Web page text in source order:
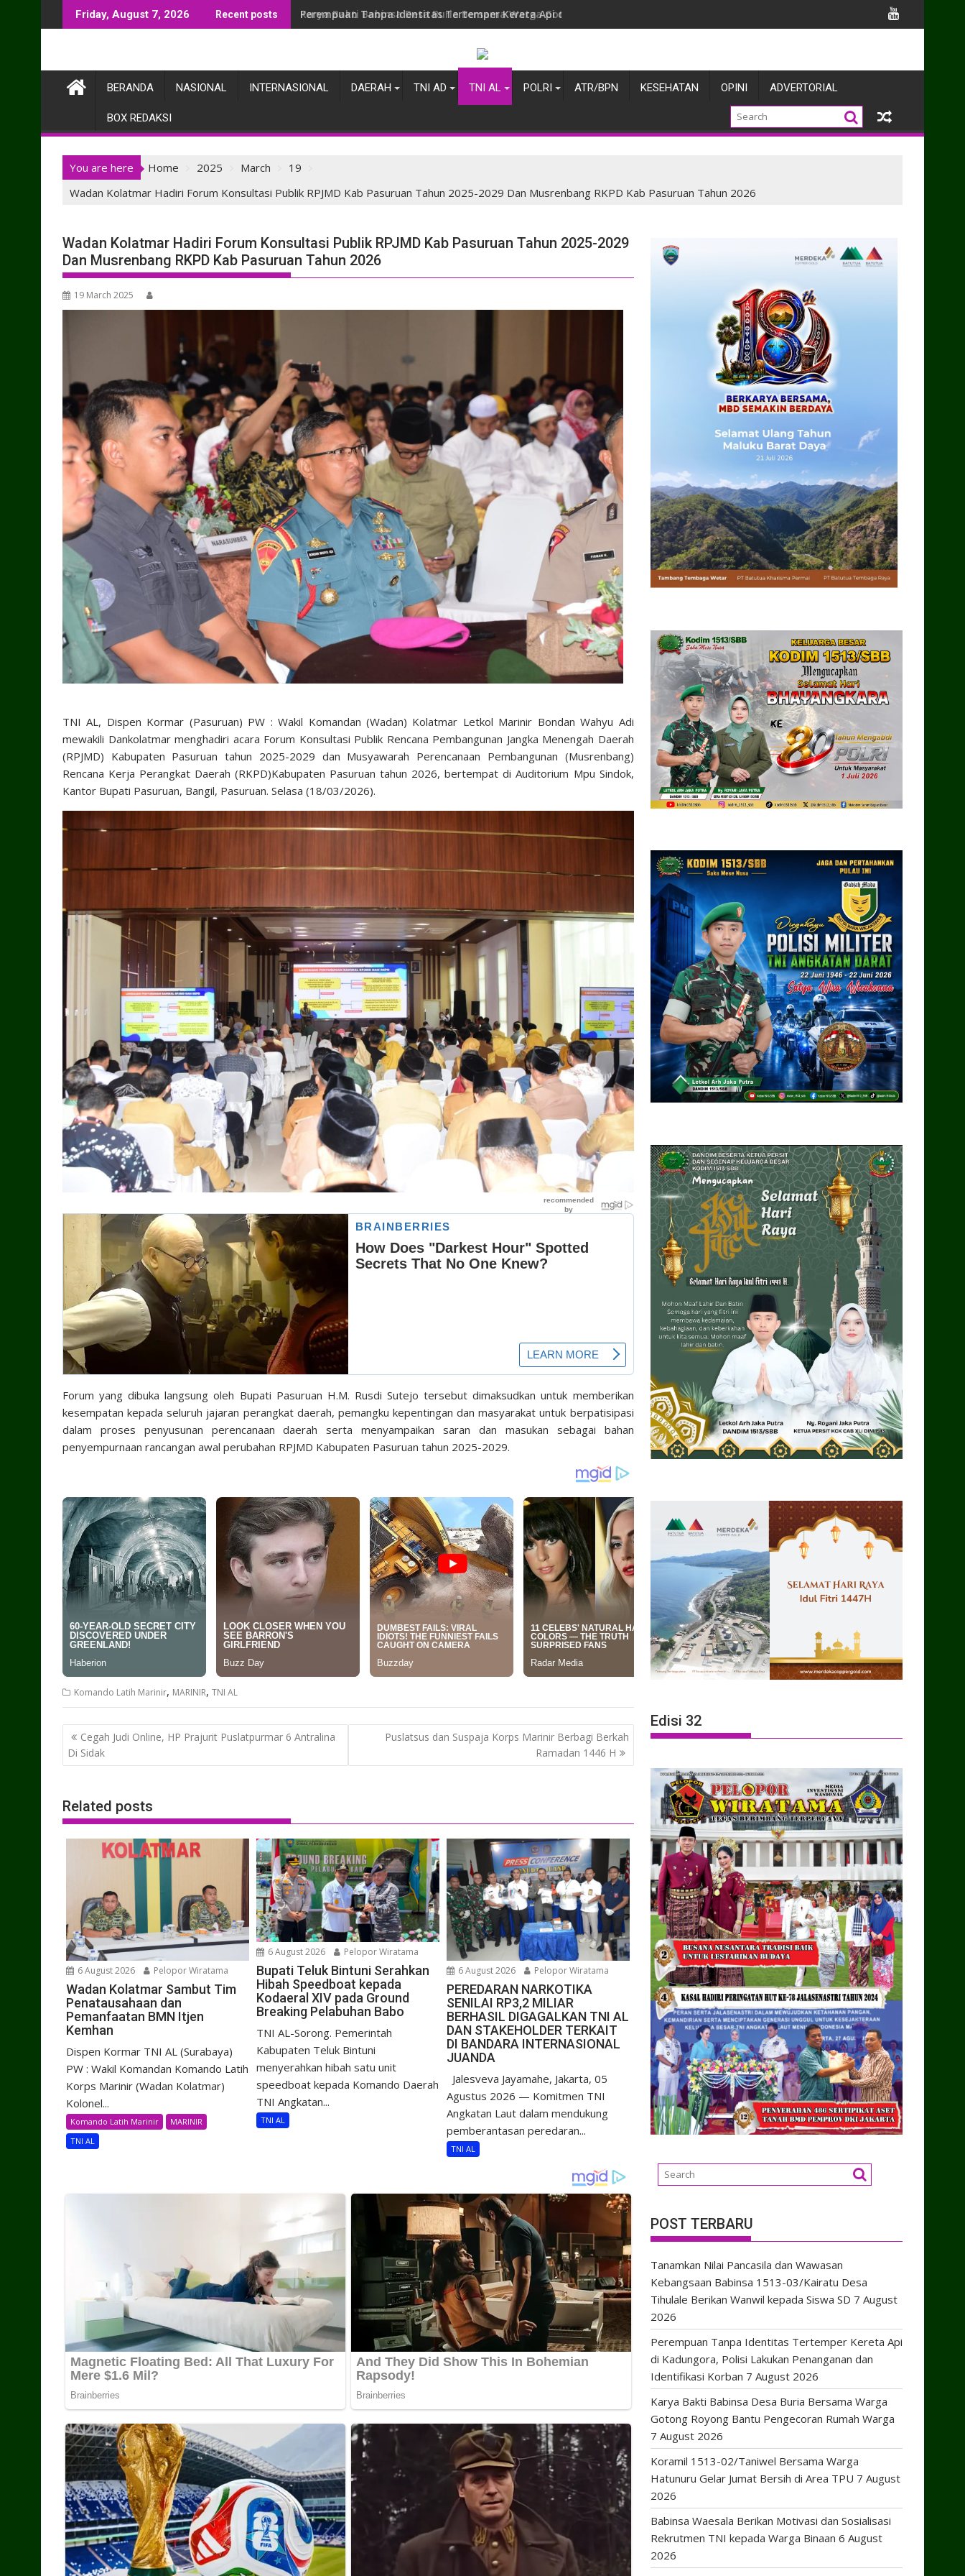
to
Friday, August 7, 2026 Recent posts Karya Bakti Babinsa Desa Buria Bersama Warga Gotong Royong Bantu Pengecoran Rumah Warga
BERANDA NASIONAL INTERNASIONAL DAERAH TNI AD TNI AL POLRI ATR/BPN KESEHATAN OPINI ADVERTORIAL
BOX REDAKSI
You are here Home 2025 March
19
Wadan Kolatmar Hadiri Forum Konsultasi Publik RPJMD Kab Pasuruan Tahun 2025-2029 Dan Musrenbang RKPD Kab Pasuruan Tahun 2026
Wadan Kolatmar Hadiri Forum Konsultasi Publik RPJMD Kab Pasuruan Tahun 2025-2029
Dan Musrenbang RKPD Kab Pasuruan Tahun 2026
19 March 2025
TNI AL, Dispen Kormar (Pasuruan) PW : Wakil Komandan (Wadan) Kolatmar Letkol Marinir Bondan Wahyu Adi
mewakili Dankolatmar menghadiri acara Forum Konsultasi Publik Rencana Pembangunan Jangka Menengah Daerah
(RPJMD) Kabupaten Pasuruan tahun 2025-2029 dan Musyawarah Perencanaan Pembangunan (Musrenbang)
Rencana Kerja Perangkat Daerah (RKPD)Kabupaten Pasuruan tahun 2026, bertempat di Auditorium Mpu Sindok,
Kantor Bupati Pasuruan, Bangil, Pasuruan. Selasa (18/03/2026).
Forum yang dibuka langsung oleh Bupati Pasuruan H.M. Rusdi Sutejo tersebut dimaksudkan untuk memberikan
kesempatan kepada seluruh jajaran perangkat daerah, pemangku kepentingan dan masyarakat untuk berpatisipasi
dalam proses penyusunan perencanaan daerah serta menyampaikan saran dan masukan sebagai bahan
penyempurnaan rancangan awal perubahan RPJMD Kabupaten Pasuruan tahun 2025-2029.
Komando Latih Marinir, MARINIR, TNI AL
Post
navigation
Cegah Judi Online, HP Prajurit Puslatpurmar 6 Antralina
Di Sidak
Puslatsus dan Suspaja Korps Marinir Berbagi Berkah
Ramadan 1446 H
Related posts
6 August 2026 Pelopor Wiratama
Wadan Kolatmar Sambut Tim
Penatausahaan dan
Pemanfaatan BMN Itjen
Kemhan
Dispen Kormar TNI AL (Surabaya)
PW : Wakil Komandan Komando Latih
Korps Marinir (Wadan Kolatmar)
Kolonel...
Komando Latih Marinir
MARINIR
TNI AL
6 August 2026 Pelopor Wiratama
Bupati Teluk Bintuni Serahkan
Hibah Speedboat kepada
Kodaeral XIV pada Ground
Breaking Pelabuhan Babo
TNI AL-Sorong. Pemerintah
Kabupaten Teluk Bintuni
menyerahkan hibah satu unit
speedboat kepada Komando Daerah
TNI Angkatan...
TNI AL
6 August 2026 Pelopor Wiratama
PEREDARAN NARKOTIKA
SENILAI RP3,2 MILIAR
BERHASIL DIGAGALKAN TNI AL
DAN STAKEHOLDER TERKAIT
DI BANDARA INTERNASIONAL
JUANDA
Jalesveva Jayamahe, Jakarta, 05
Agustus 2026 — Komitmen TNI
Angkatan Laut dalam mendukung
pemberantasan peredaran...
TNI AL
Edisi 32
POST TERBARU
Tanamkan Nilai Pancasila dan Wawasan
Kebangsaan Babinsa 1513-03/Kairatu Desa
Tihulale Berikan Wanwil kepada Siswa SD 7 August
2026
Perempuan Tanpa Identitas Tertemper Kereta Api
di Kadungora, Polisi Lakukan Penanganan dan
Identifikasi Korban 7 August 2026
Karya Bakti Babinsa Desa Buria Bersama Warga
Gotong Royong Bantu Pengecoran Rumah Warga
7 August 2026
Koramil 1513-02/Taniwel Bersama Warga
Hatunuru Gelar Jumat Bersih di Area TPU 7 August
2026
Babinsa Waesala Berikan Motivasi dan Sosialisasi
Rekrutmen TNI kepada Warga Binaan 6 August
2026